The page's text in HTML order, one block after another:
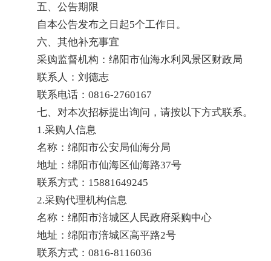
五、公告期限
自本公告发布之日起5个工作日。
六、其他补充事宜
采购监督机构：绵阳市仙海水利风景区财政局
联系人：刘德志
联系电话：0816-2760167
七、对本次招标提出询问，请按以下方式联系。
1.采购人信息
名称：绵阳市公安局仙海分局
地址：绵阳市仙海区仙海路37号
联系方式：15881649245
2.采购代理机构信息
名称：绵阳市涪城区人民政府采购中心
地址：绵阳市涪城区高平路2号
联系方式：0816-8116036